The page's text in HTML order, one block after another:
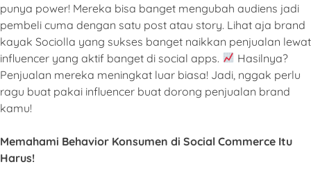
punya power! Mereka bisa banget mengubah audiens jadi
pembeli cuma dengan satu post atau story. Lihat aja brand
kayak Sociolla yang sukses banget naikkan penjualan lewat
influencer yang aktif banget di social apps.
Hasilnya?
Penjualan mereka meningkat luar biasa! Jadi, nggak perlu
ragu buat pakai influencer buat dorong penjualan brand
kamu!
Memahami Behavior Konsumen di Social Commerce Itu
Harus!